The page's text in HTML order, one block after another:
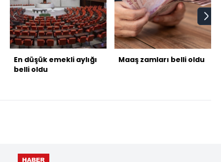
En düşük emekli aylığı
belli oldu
Maaş zamları belli oldu